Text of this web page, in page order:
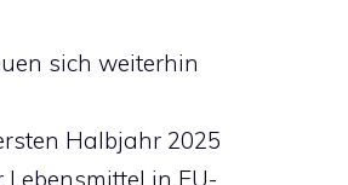
sich weiterhin
Halbjahr 2025
in EU-